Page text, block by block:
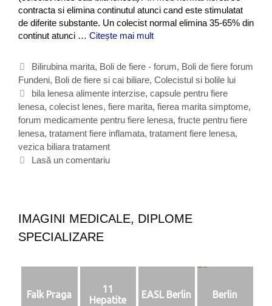
contracta si elimina continutul atunci cand este stimulatat
de diferite substante. Un colecist normal elimina 35-65% din
continut atunci … Citește mai mult
e
e
a
l
e
n
i
e
e
C
a
t
e
g
o
r
i
Bilirubina marita, Boli de fiere - forum, Boli de fiere forum
Fundeni, Boli de fiere si cai biliare, Colecistul si bolile lui
E
t
i
c
h
e
bila lenesa alimente interzise, capsule pentru fiere
lenesa, colecist lenes, fiere marita, fierea marita simptome,
forum medicamente pentru fiere lenesa, fructe pentru fiere
lenesa, tratament fiere inflamata, tratament fiere lenesa,
vezica biliara tratament
Lasă un comentariu
IMAGINI MEDICALE, DIPLOME
SPECIALIZARE
Falk Praga
11
Hepatite
EASL Berlin Berlin